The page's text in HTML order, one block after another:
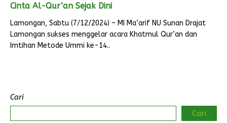
Cinta Al-Qur’an Sejak Dini
Lamongan, Sabtu (7/12/2024) – MI Ma’arif NU Sunan Drajat
Lamongan sukses menggelar acara Khatmul Qur’an dan
Imtihan Metode Ummi ke-14..
Cari
Cari